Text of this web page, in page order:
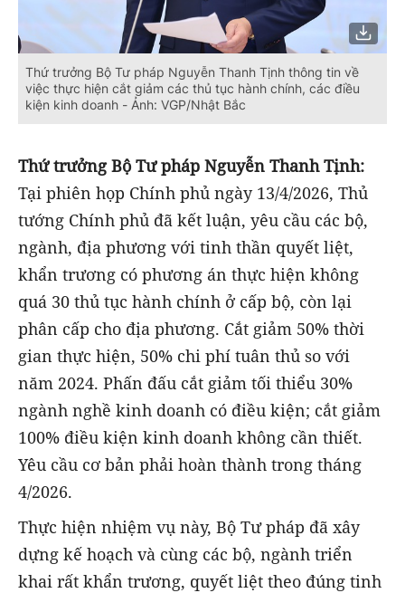
Thứ trưởng Bộ Tư pháp Nguyễn Thanh Tịnh thông tin về
việc thực hiện cắt giảm các thủ tục hành chính, các điều
kiện kinh doanh - Ảnh: VGP/Nhật Bắc
Thứ trưởng Bộ Tư pháp Nguyễn Thanh Tịnh:
Tại phiên họp Chính phủ ngày 13/4/2026, Thủ
tướng Chính phủ đã kết luận, yêu cầu các bộ,
ngành, địa phương với tinh thần quyết liệt,
khẩn trương có phương án thực hiện không
quá 30 thủ tục hành chính ở cấp bộ, còn lại
phân cấp cho địa phương. Cắt giảm 50% thời
gian thực hiện, 50% chi phí tuân thủ so với
năm 2024. Phấn đấu cắt giảm tối thiểu 30%
ngành nghề kinh doanh có điều kiện; cắt giảm
100% điều kiện kinh doanh không cần thiết.
Yêu cầu cơ bản phải hoàn thành trong tháng
4/2026.
Thực hiện nhiệm vụ này, Bộ Tư pháp đã xây
dựng kế hoạch và cùng các bộ, ngành triển
khai rất khẩn trương, quyết liệt theo đúng tinh